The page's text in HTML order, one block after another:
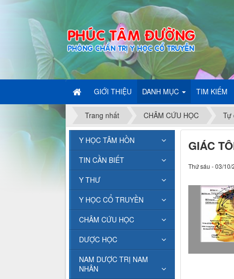
GIỚI THIỆU DANH MỤC TIM KIẾM
Trang nhất CHÂM CỨU HỌC Tự
GIÁC
Thứ sáu - 03/
Y HỌC TÂM HỒN
TIN CẦN BIẾT
Y THƯ
Y HỌC CỔ TRUYỀN
CHÂM CỨU HỌC
DƯỢC HỌC
NAM DƯỢC TRỊ NAM
NHÂN